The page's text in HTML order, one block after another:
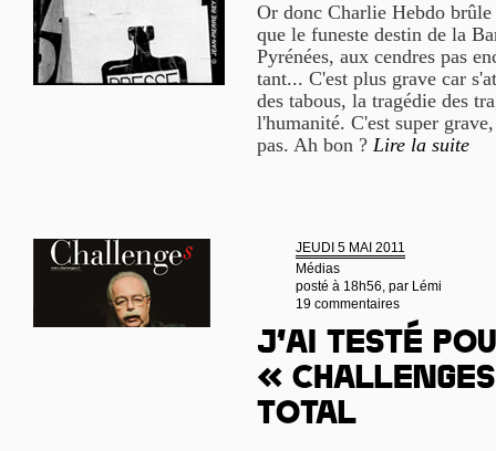
Or donc Charlie Hebdo
que le funeste destin de la
Pyrénées, aux cendres pas
tant... C'est plus grave car
des tabous, la tragédie des
l'humanité. C'est super
pas. Ah bon ? Lire la suite
JEUDI 5 MAI 2011
Médias
posté à 18h56, par Lémi
19 commentaires
J’ai testé
«
Total